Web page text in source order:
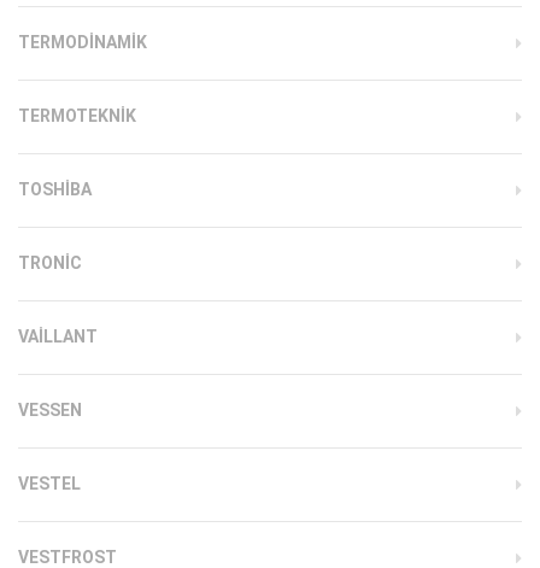
TERMODINAMIK
TERMOTEKNIK
TOSHIBA
TRONIC
VAILLANT
VESSEN
VESTEL
VESTFROST